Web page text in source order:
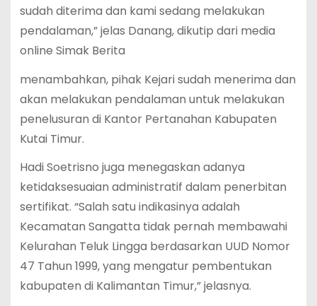
sudah diterima dan kami sedang melakukan
pendalaman,” jelas Danang, dikutip dari media
online Simak Berita
menambahkan, pihak Kejari sudah menerima dan
akan melakukan pendalaman untuk melakukan
penelusuran di Kantor Pertanahan Kabupaten
Kutai Timur.
Hadi Soetrisno juga menegaskan adanya
ketidaksesuaian administratif dalam penerbitan
sertifikat. “Salah satu indikasinya adalah
Kecamatan Sangatta tidak pernah membawahi
Kelurahan Teluk Lingga berdasarkan UUD Nomor
47 Tahun 1999, yang mengatur pembentukan
kabupaten di Kalimantan Timur,” jelasnya.